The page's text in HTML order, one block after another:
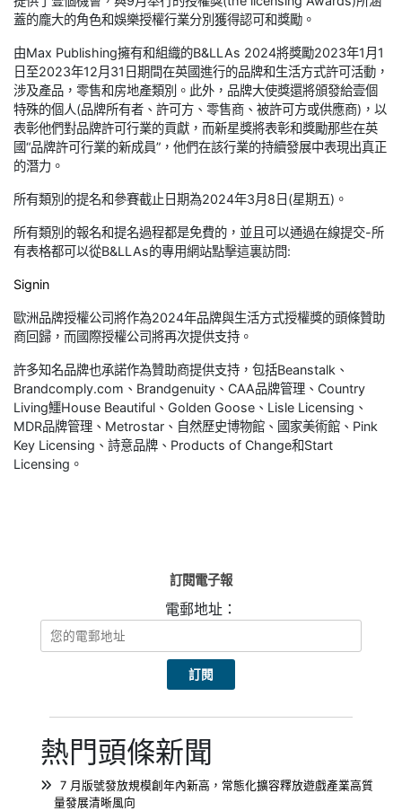
蓋的龐大的角色和娛樂授權行業分別獲得認可和獎勵。
由Max Publishing擁有和組織的B&LLAs 2024將獎勵2023年1月1
日至2023年12月31日期間在英國進行的品牌和生活方式許可活動，
涉及產品，零售和房地產類別。此外，品牌大使獎還將頒發給壹個
特殊的個人(品牌所有者、許可方、零售商、被許可方或供應商)，以
表彰他們對品牌許可行業的貢獻，而新星獎將表彰和獎勵那些在英
國“品牌許可行業的新成員”，他們在該行業的持續發展中表現出真正
的潛力。
所有類別的提名和參賽截止日期為2024年3月8日(星期五)。
所有類別的報名和提名過程都是免費的，並且可以通過在線提交-所
有表格都可以從B&LLAs的專用網站點擊這裏訪問:
Signin
歐洲品牌授權公司將作為2024年品牌與生活方式授權獎的頭條贊助
商回歸，而國際授權公司將再次提供支持。
許多知名品牌也承諾作為贊助商提供支持，包括Beanstalk、
Brandcomply.com、Brandgenuity、CAA品牌管理、Country
Living鱷House Beautiful、Golden Goose、Lisle Licensing、
MDR品牌管理、Metrostar、自然歷史博物館、國家美術館、Pink
Key Licensing、詩意品牌、Products of Change和Start
Licensing。
訂閱電子報
電郵地址：
熱門頭條新聞
7 月版號發放規模創年內新高，常態化擴容釋放遊戲產業高質
量發展清晰風向